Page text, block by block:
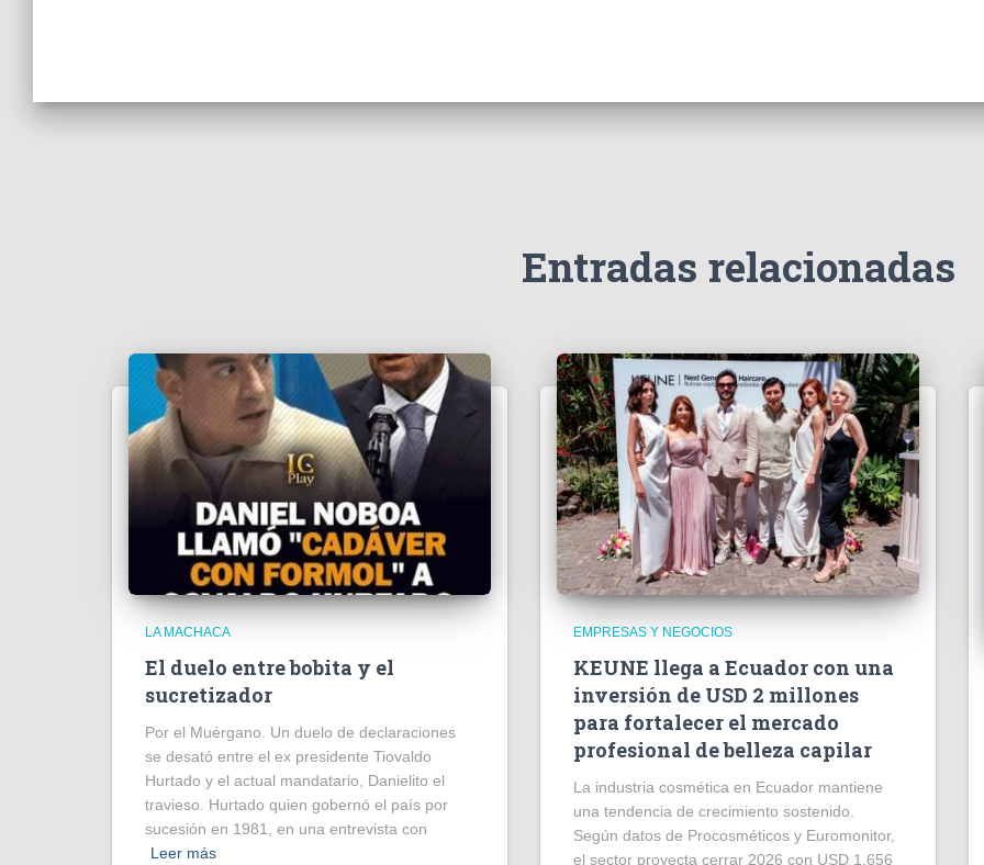
Entradas relacionadas
LA MACHACA
El duelo entre bobita y el
sucretizador
Por el Muérgano. Un duelo de declaraciones
se desató entre el ex presidente Tiovaldo
Hurtado y el actual mandatario, Danielito el
travieso. Hurtado quien gobernó el país por
sucesión en 1981, en una entrevista con
Leer más
EMPRESAS Y NEGOCIOS
KEUNE llega a Ecuador con una
inversión de USD 2 millones
para fortalecer el mercado
profesional de belleza capilar
La industria cosmética en Ecuador mantiene
una tendencia de crecimiento sostenido.
Según datos de Procosméticos y Euromonitor,
el sector proyecta cerrar 2026 con USD 1.656